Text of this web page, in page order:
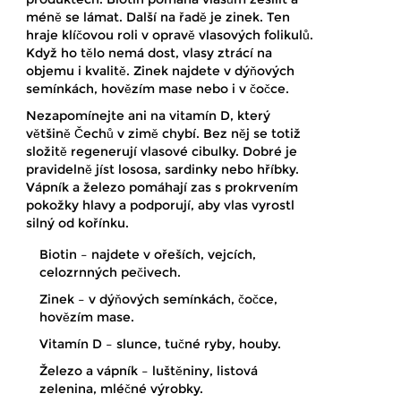
méně se lámat. Další na řadě je zinek. Ten
hraje klíčovou roli v opravě vlasových folikulů.
Když ho tělo nemá dost, vlasy ztrácí na
objemu i kvalitě. Zinek najdete v dýňových
semínkách, hovězím mase nebo i v čočce.
Nezapomínejte ani na vitamín D, který
většině Čechů v zimě chybí. Bez něj se totiž
složitě regenerují vlasové cibulky. Dobré je
pravidelně jíst lososa, sardinky nebo hříbky.
Vápník a železo pomáhají zas s prokrvením
pokožky hlavy a podporují, aby vlas vyrostl
silný od kořínku.
Biotin – najdete v ořeších, vejcích,
celozrnných pečivech.
Zinek – v dýňových semínkách, čočce,
hovězím mase.
Vitamín D – slunce, tučné ryby, houby.
Železo a vápník – luštěniny, listová
zelenina, mléčné výrobky.